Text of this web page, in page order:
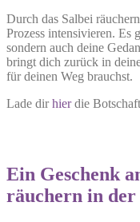
Durch das Salbei
Prozess intensivieren. Es
sondern auch deine
bringt dich zurück in
für deinen Weg brauchst.
Lade dirhierdie
Ein Geschenk
räuchern in der